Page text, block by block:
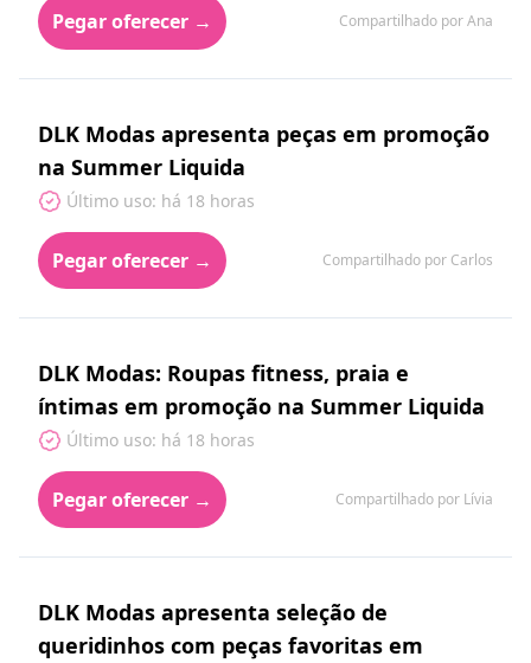
Pegar oferecer → Compartilhado por Ana
DLK Modas apresenta peças em promoção
na Summer Liquida
Último uso: há 18 horas
Pegar oferecer → Compartilhado por Carlos
DLK Modas: Roupas fitness, praia e
íntimas em promoção na Summer Liquida
Último uso: há 18 horas
Pegar oferecer → Compartilhado por Lívia
DLK Modas apresenta seleção de
queridinhos com peças favoritas em